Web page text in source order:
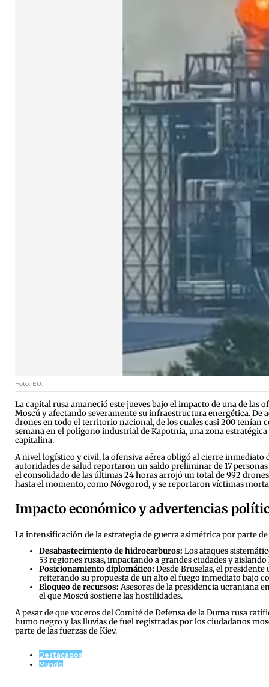
Foto: EU.
La capital rusa amaneció este jueves bajo el impacto de una de las
Moscú y afectando severamente su infraestructura energética. De
drones en todo el territorio nacional, de los cuales casi 200 tenían
semana en el polígono industrial de Kapotnia, una zona
capitalina.
A nivel logístico y civil, la ofensiva aérea obligó al cierre inmediato
autoridades de salud reportaron un saldo preliminar de 17
el consolidado de las últimas 24 horas arrojó un total de 992
hasta el momento, como Nóvgorod, y se reportaron víctimas
Impacto económico y advertencias
La intensificación de la estrategia de guerra asimétrica por parte
Desabastecimiento de hidrocarburos: Los ataques
53 regiones rusas, impactando a grandes ciudades y
Posicionamiento diplomático: Desde Bruselas, el
reiterando su propuesta de un alto el fuego inmediato bajo
Bloqueo de recursos: Asesores de la presidencia ucraniana
el que Moscú sostiene las hostilidades.
A pesar de que voceros del Comité de Defensa de la Duma rusa
humo negro y las lluvias de fuel registradas por los ciudadanos
parte de las fuerzas de Kiev.
Destacados
Mundo